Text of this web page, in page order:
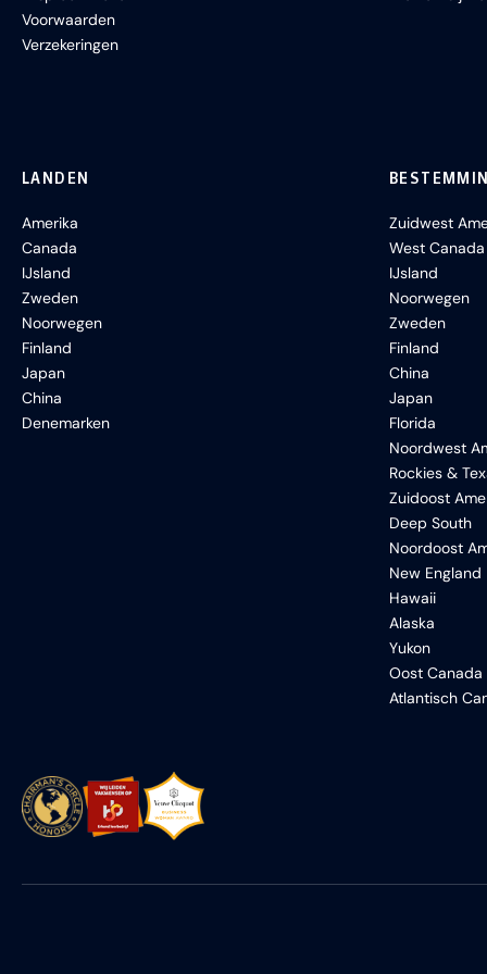
Voorwaarden
Verzekeringen
LANDEN
Amerika
Canada
IJsland
Zweden
Noorwegen
Finland
Japan
China
Denemarken
Zuidwest
West Canada
IJsland
Noorwegen
Zweden
Finland
China
Japan
Florida
Noordwest
Rockies &
Zuidoost
Deep South
Noordoost
New England
Hawaii
Alaska
Yukon
Oost Canada
Atlantisch